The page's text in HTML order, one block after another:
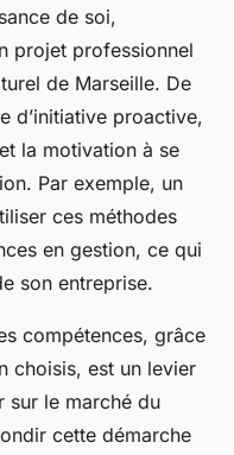
de soi,
projet professionnel
de Marseille. De
d’initiative proactive,
la motivation à se
Par exemple, un
ces méthodes
en gestion, ce qui
son entreprise.
compétences, grâce
choisis, est un levier
sur le marché du
cette démarche